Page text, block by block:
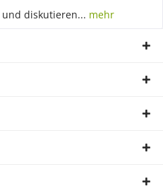
diskutieren... mehr